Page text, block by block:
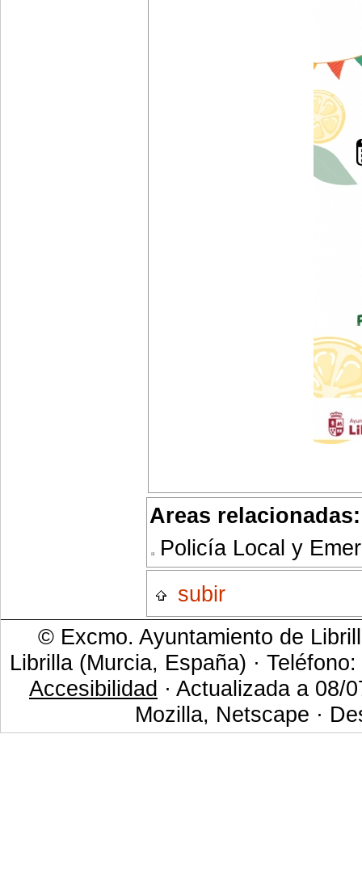
Areas relacionadas:
Policía Local y
subir
© Excmo. Ayuntamiento de
Librilla (Murcia, España) ·
Accesibilidad · Actualizada a 08/
Mozilla, Netscape ·